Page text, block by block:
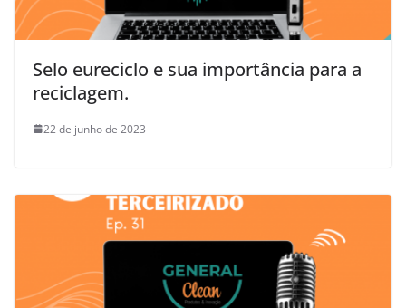
Selo eureciclo e sua importância para a
reciclagem.
22 de junho de 2023